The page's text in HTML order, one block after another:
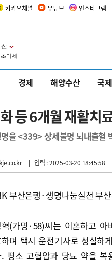
카카오채널 유튜브 인스타그램
경제 해양수산 국제
등 6개월 재활치
을 <339> 상세불명 뇌내출혈
| 입력 : 2025-03-20 18:45:58
부산은행·생명나눔실천 부
(가명·58)씨는 이혼하고 아
며 택시 운전기사로 성실하
평소 고혈압과 당뇨 약을 복